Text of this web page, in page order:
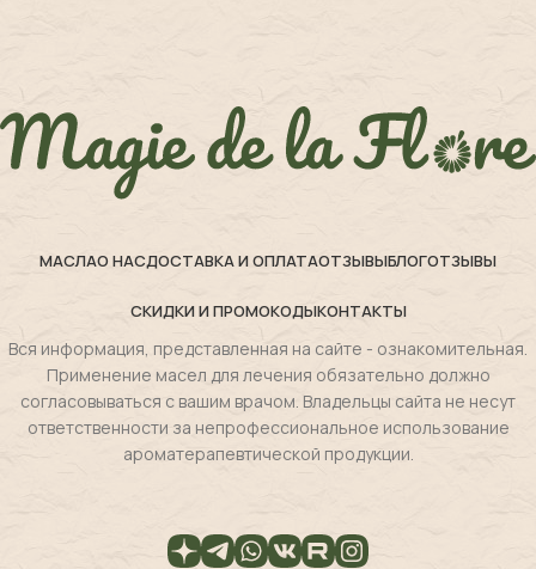
МАСЛАО НАСДОСТАВКА И ОПЛАТАОТЗЫВЫБЛОГОТЗЫВЫ
СКИДКИ И ПРОМОКОДЫКОНТАКТЫ
Вся информация, представленная на сайте - ознакомительная.
Применение масел для лечения обязательно должно
согласовываться с вашим врачом. Владельцы сайта не несут
ответственности за непрофессиональное использование
ароматерапевтической продукции.